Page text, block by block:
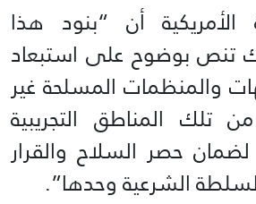
الأمريكية أن “بنود هذا
تنص بوضوح على استبعاد
والمنظمات المسلحة غير
من تلك المناطق التجريبية
حصر السلاح والقرار
الشرعية وحدها”.